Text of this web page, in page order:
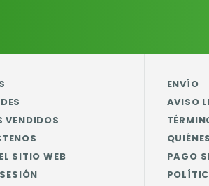
VENDIDOS
SITIO WEB
ENVÍO
AVISO
PAGO